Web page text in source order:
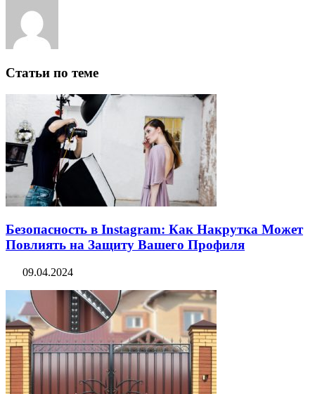
Статьи по теме
Безопасность в Instagram: Как Накрутка Может
Повлиять на Защиту Вашего Профиля
09.04.2024